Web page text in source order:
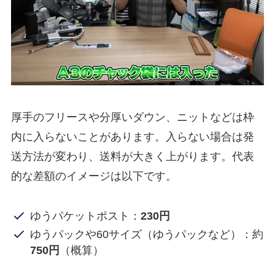
厚手のフリースや分厚いダウン、ニットなどは枠
内に入らないことがあります。入らない場合は発
送方法が変わり、送料が大きく上がります。代表
的な差額のイメージは以下です。
ゆうパケットポスト：230円
ゆうパックや60サイズ（ゆうパックなど）：約
750円
（概算）